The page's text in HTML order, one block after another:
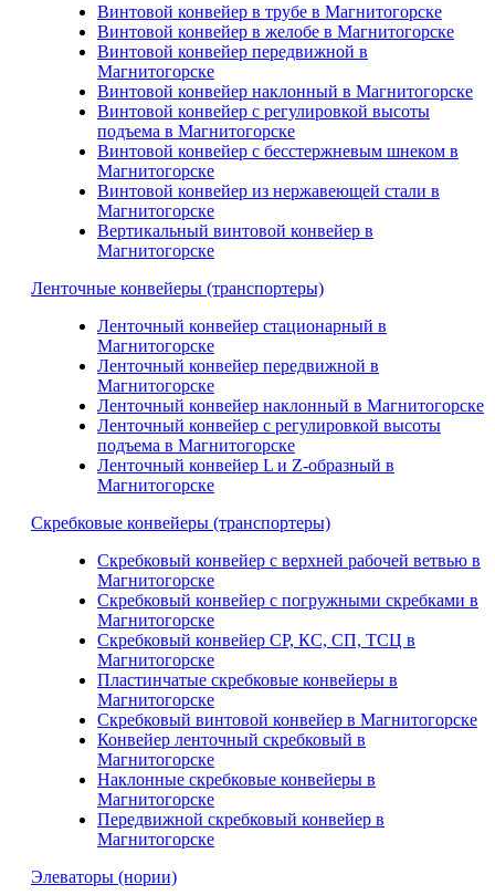
Винтовой конвейер в трубе в Магнитогорске
Винтовой конвейер в желобе в Магнитогорске
Винтовой конвейер передвижной в
Магнитогорске
Винтовой конвейер наклонный в Магнитогорске
Винтовой конвейер с регулировкой высоты
подъема в Магнитогорске
Винтовой конвейер с бесстержневым шнеком в
Магнитогорске
Винтовой конвейер из нержавеющей стали в
Магнитогорске
Вертикальный винтовой конвейер в
Магнитогорске
Ленточные конвейеры (транспортеры)
Ленточный конвейер стационарный в
Магнитогорске
Ленточный конвейер передвижной в
Магнитогорске
Ленточный конвейер наклонный в Магнитогорске
Ленточный конвейер с регулировкой высоты
подъема в Магнитогорске
Ленточный конвейер L и Z-образный в
Магнитогорске
Скребковые конвейеры (транспортеры)
Скребковый конвейер с верхней рабочей ветвью в
Магнитогорске
Скребковый конвейер с погружными скребками в
Магнитогорске
Скребковый конвейер СР, КС, СП, ТСЦ в
Магнитогорске
Пластинчатые скребковые конвейеры в
Магнитогорске
Скребковый винтовой конвейер в Магнитогорске
Конвейер ленточный скребковый в
Магнитогорске
Наклонные скребковые конвейеры в
Магнитогорске
Передвижной скребковый конвейер в
Магнитогорске
Элеваторы (нории)